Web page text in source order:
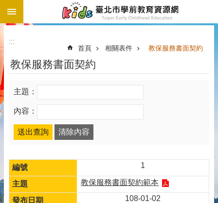
跳到主要內容區塊
:::
首頁 相關表件 教保服務書面契約
教保服務書面契約
主題：
內容：
1
教保服務書面契約範本
108-01-02